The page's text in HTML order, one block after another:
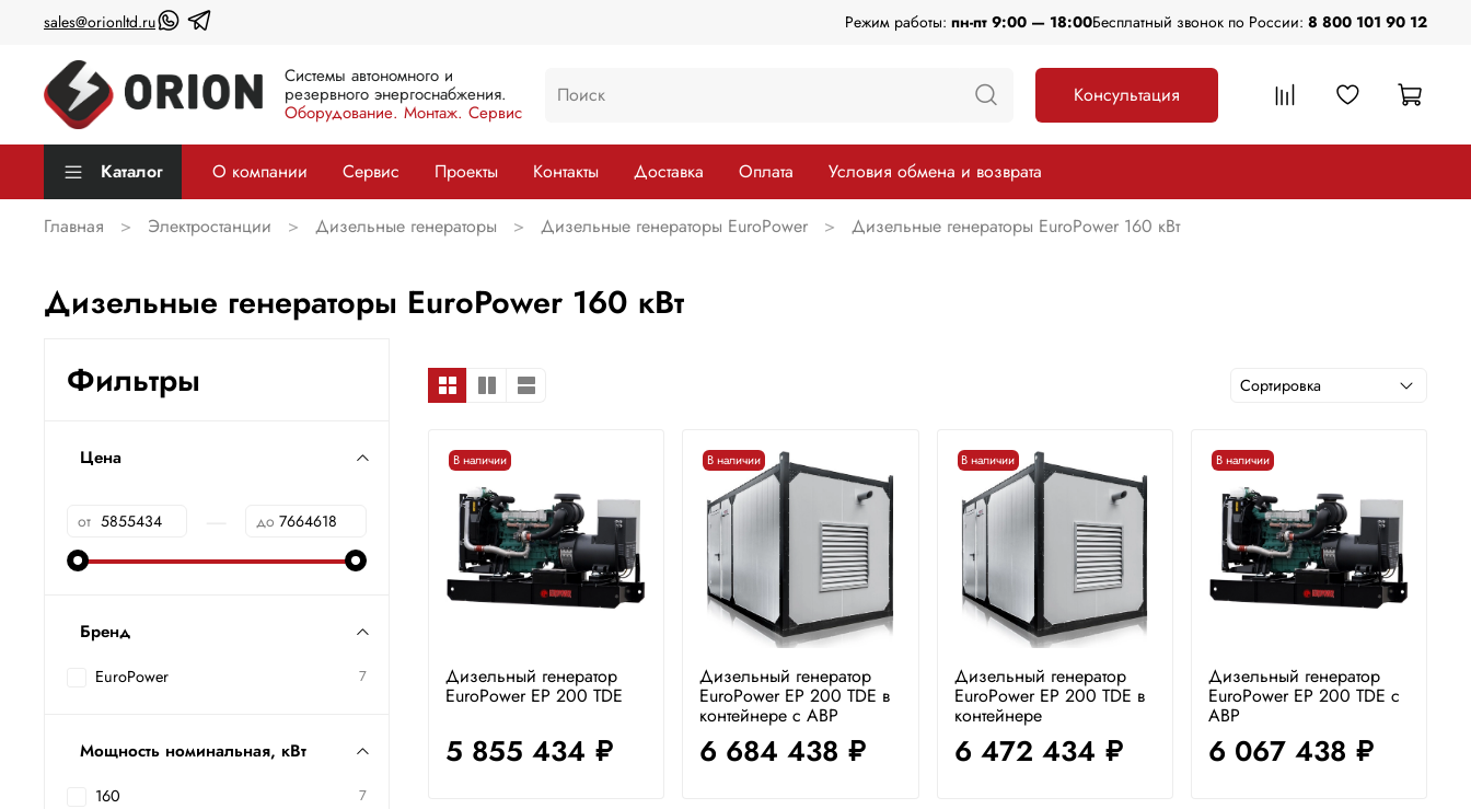
sales@orionltd.ru Режим работы: пн-пт 9:00 — 18:00Бесплатный звонок по России: 8 800 101 90 12
Системы автономного и
резервного энергоснабжения.
Оборудование. Монтаж. Сервис
Консультация
Каталог О компании Сервис Проекты Контакты Доставка Оплата Условия обмена и возврата
Главная Электростанции Дизельные генераторы Дизельные генераторы EuroPower Дизельные генераторы EuroPower 160 кВт
Дизельные генераторы EuroPower 160 кВт
В наличии
Дизельный генератор
EuroPower EP 200 TDE
5 855 434 руб.
В наличии
Дизельный генератор
EuroPower EP 200 TDE в
контейнере с АВР
6 684 438 руб.
В наличии
Дизельный генератор
EuroPower EP 200 TDE в
контейнере
6 472 434 руб.
В наличии
Дизельный генератор
EuroPower EP 200 TDE с
АВР
6 067 438 руб.
Фильтры
Цена
от до
Бренд
EuroPower 7
Мощность номинальная, кВт
160 7